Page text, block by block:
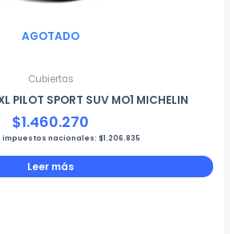
AGOTADO
Cubiertas
PILOT SPORT SUV MO1 MICHELIN
$1.460.270
impuestos nacionales: $1.206.835
Leer más